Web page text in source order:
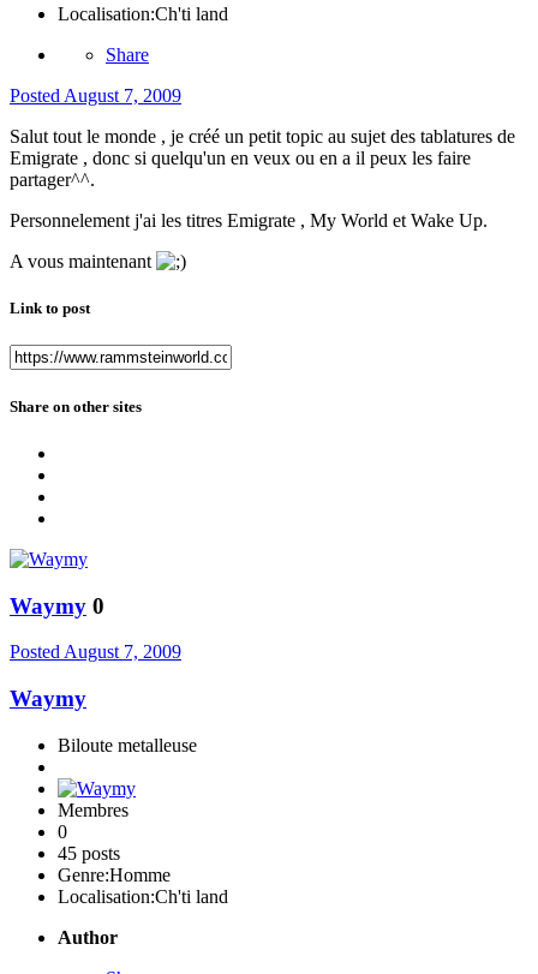
Localisation:Ch'ti land
Share
Posted August 7, 2009
Salut tout le monde , je créé un petit topic au sujet des tablatures de
Emigrate , donc si quelqu'un en veux ou en a il peux les faire
partager^^.
Personnelement j'ai les titres Emigrate , My World et Wake Up.
A vous maintenant
Link to post
Share on other sites
Waymy 0
Posted August 7, 2009
Waymy
Biloute metalleuse
Membres
0
45 posts
Genre:Homme
Localisation:Ch'ti land
Author